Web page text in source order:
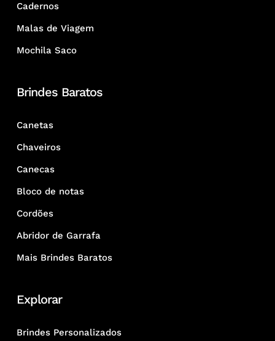
Cadernos
Malas de Viagem
Mochila Saco
Brindes Baratos
Canetas
Chaveiros
Canecas
Bloco de notas
Cordões
Abridor de Garrafa
Mais Brindes Baratos
Explorar
Brindes Personalizados